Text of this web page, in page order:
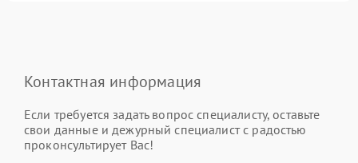
Контактная информация
Если требуется задать вопрос специалисту, оставьте
свои данные и дежурный специалист с радостью
проконсультирует Вас!